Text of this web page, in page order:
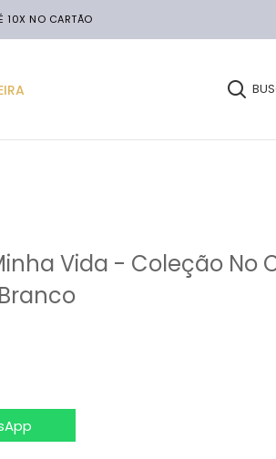
10X NO CARTÃO
Vida - Coleção No